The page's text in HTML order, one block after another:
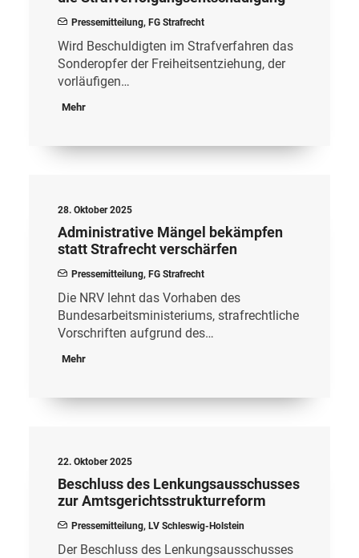
Pressemitteilung, FG Strafrecht
Wird Beschuldigten im Strafverfahren das
Sonderopfer der Freiheitsentziehung, der
vorläufigen…
Mehr
28. Oktober 2025
Administrative Mängel bekämpfen
statt Strafrecht verschärfen
Pressemitteilung, FG Strafrecht
Die NRV lehnt das Vorhaben des
Bundesarbeitsministeriums, strafrechtliche
Vorschriften aufgrund des…
Mehr
22. Oktober 2025
Beschluss des Lenkungsausschusses
zur Amtsgerichtsstrukturreform
Pressemitteilung, LV Schleswig-Holstein
Der Beschluss des Lenkungsausschusses